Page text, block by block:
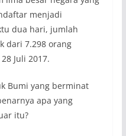
menjadi
dua hari, jumlah
dari 7.298 orang
Juli 2017.
Bumi yang berminat
apa yang
itu?